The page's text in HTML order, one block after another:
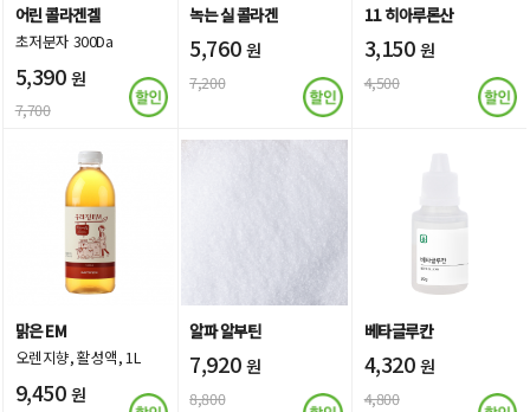
어린 콜라겐겔
초저분자 300Da
5,390 원
7,700
녹는 실 콜라겐
5,760 원
7,200
11 히아루론산
3,150 원
4,500
맑은 EM
오렌지향, 활성액, 1L
9,450 원
알파 알부틴
7,920 원
8,800
베타글루칸
4,320 원
4,800